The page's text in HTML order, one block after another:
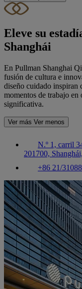
Eleve su
Shanghái
En Pullman Shanghai
fusión de cultura e
diseño cuidado inspiran
momentos de trabajo
significativa.
Ver más Ver menos
N.º 1, carril
201700,
+86 21/